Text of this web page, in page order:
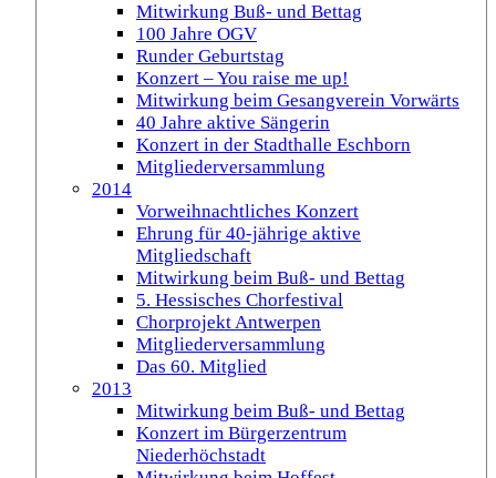
Mitwirkung Buß- und Bettag
100 Jahre OGV
Runder Geburtstag
Konzert – You raise me up!
Mitwirkung beim Gesangverein Vorwärts
40 Jahre aktive Sängerin
Konzert in der Stadthalle Eschborn
Mitgliederversammlung
2014
Vorweihnachtliches Konzert
Ehrung für 40-jährige aktive
Mitgliedschaft
Mitwirkung beim Buß- und Bettag
5. Hessisches Chorfestival
Chorprojekt Antwerpen
Mitgliederversammlung
Das 60. Mitglied
2013
Mitwirkung beim Buß- und Bettag
Konzert im Bürgerzentrum
Niederhöchstadt